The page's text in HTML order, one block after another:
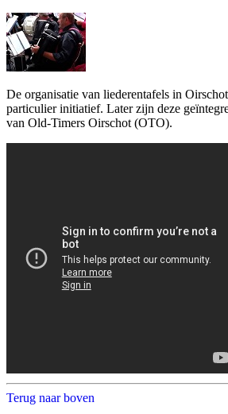
De organisatie van liederentafels in
particulier initiatief. Later zijn deze
van Old-Timers Oirschot (OTO).
Terug naar boven